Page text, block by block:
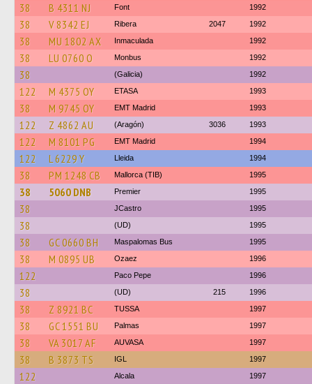
38 B 4311 NJ Font 1992
38 V 8342 EJ Ribera 2047 1992
38 MU 1802 AX Inmaculada 1992
38 LU 0760 O Monbus 1992
38 (Galicia) 1992
122 M 4375 OY ETASA 1993
38 M 9745 OY EMT Madrid 1993
122 Z 4862 AU (Aragón) 3036 1993
122 M 8101 PG EMT Madrid 1994
122 L 6229 Y Lleida 1994
38 PM 1248 CB Mallorca (TIB) 1995
38 5060 DNB Premier 1995
38 JCastro 1995
38 (UD) 1995
38 GC 0660 BH Maspalomas Bus 1995
38 M 0895 UB Ozaez 1996
122 Paco Pepe 1996
38 (UD) 215 1996
38 Z 8921 BC TUSSA 1997
38 GC 1551 BU Palmas 1997
38 VA 3017 AF AUVASA 1997
38 B 3873 TS IGL 1997
122 Alcala 1997